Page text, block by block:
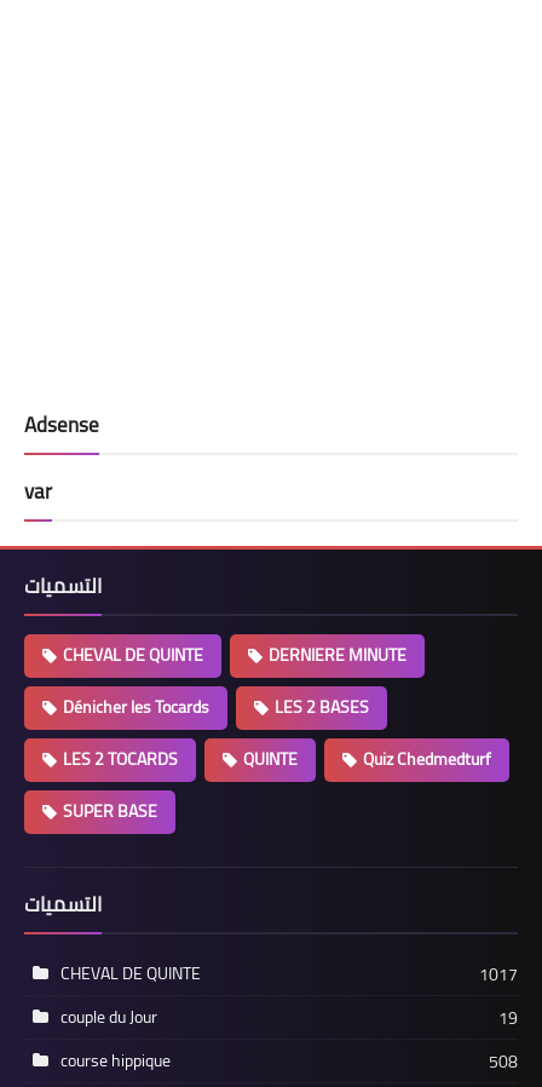
Adsense
var
التسميات
CHEVAL DE QUINTE
DERNIERE MINUTE
Dénicher les Tocards
LES 2 BASES
LES 2 TOCARDS
QUINTE
Quiz Chedmedturf
SUPER BASE
التسميات
CHEVAL DE QUINTE
1017
couple du Jour
19
course hippique
508